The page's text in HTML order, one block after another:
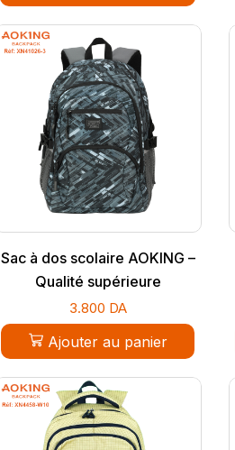
Sac à dos scolaire AOKING –
Qualité supérieure
3.800 DA
Ajouter au panier